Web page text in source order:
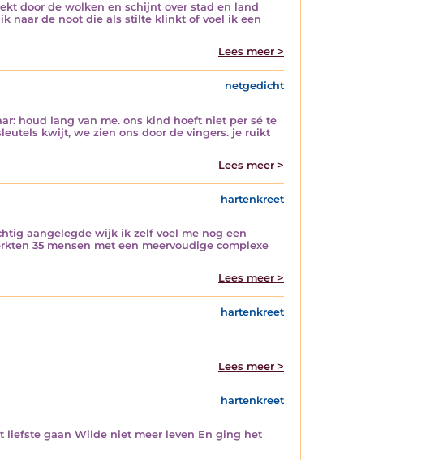
door de wolken en schijnt over stad en land
naar de noot die als stilte klinkt of voel ik een
Lees meer >
netgedicht
houd lang van me. ons kind hoeft niet per sé te
kwijt, we zien ons door de vingers. je ruikt
Lees meer >
hartenkreet
aangelegde wijk ik zelf voel me nog een
35 mensen met een meervoudige complexe
Lees meer >
hartenkreet
Lees meer >
hartenkreet
liefste gaan Wilde niet meer leven En ging het